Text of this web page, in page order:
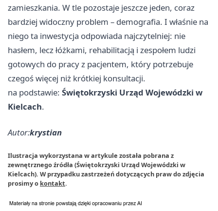
zamieszkania. W tle pozostaje jeszcze jeden, coraz
bardziej widoczny problem – demografia. I właśnie na
niego ta inwestycja odpowiada najczytelniej: nie
hasłem, lecz łóżkami, rehabilitacją i zespołem ludzi
gotowych do pracy z pacjentem, który potrzebuje
czegoś więcej niż krótkiej konsultacji.
na podstawie: Świętokrzyski Urząd Wojewódzki w
Kielcach.
Autor:krystian
Ilustracja wykorzystana w artykule została pobrana z
zewnętrznego źródła (Świętokrzyski Urząd Wojewódzki w
Kielcach). W przypadku zastrzeżeń dotyczących praw do zdjęcia
prosimy o kontakt.